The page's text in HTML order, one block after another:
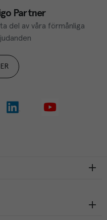
Partner
del av våra förmånliga